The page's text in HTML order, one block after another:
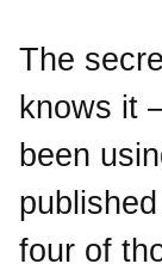
The
knows it
been
four of